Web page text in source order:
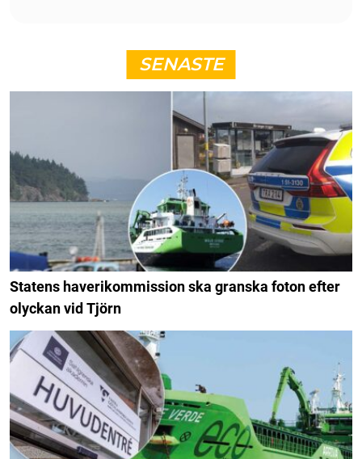
SENASTE
Statens haverikommission ska granska foton efter
olyckan vid Tjörn